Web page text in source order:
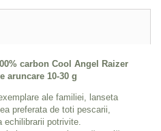
carbon Cool Angel Raizer
aruncare 10-30 g
ale familiei, lanseta
preferata de toti pescarii,
potrivite.